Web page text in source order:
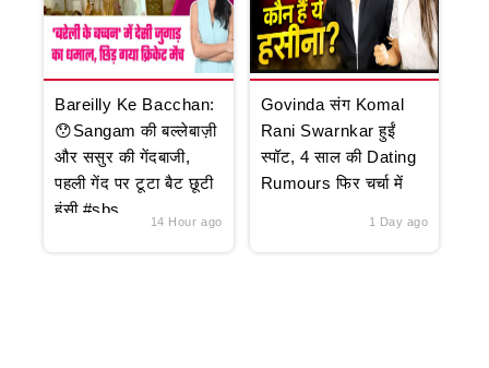
Bareilly Ke Bacchan:
😯Sangam की बल्लेबाज़ी
और ससुर की गेंदबाजी,
पहली गेंद पर टूटा बैट छूटी
हंसी #sbs
14 Hour ago
Govinda संग Komal
Rani Swarnkar हुईं
स्पॉट, 4 साल की Dating
Rumours फिर चर्चा में
1 Day ago